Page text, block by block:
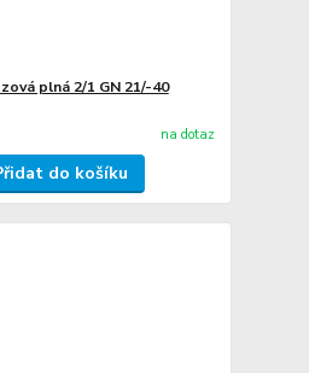
plná 2/1 GN 21/-40
na dotaz
do košíku